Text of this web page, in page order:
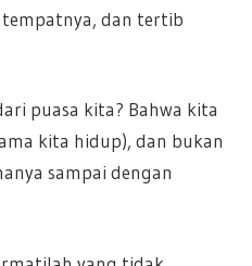
dan tertib
puasa kita? Bahwa kita
kita hidup), dan bukan
sampai dengan